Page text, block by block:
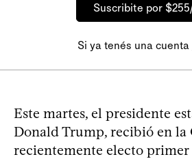
Suscribite por
Si ya tenés una cuenta
Este martes, el presidente
Donald Trump, recibió en la
recientemente electo